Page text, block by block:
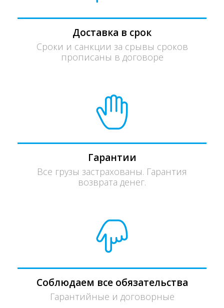
Доставка в срок
Сроки и санкции за срывы сроков
прописаны в договоре
Гарантии
Все грузы застрахованы. Гарантия
возврата денег.
Соблюдаем все обязательства
Гарантийные и договорные